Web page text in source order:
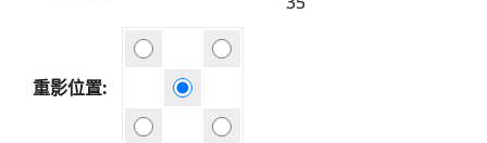
重影位置